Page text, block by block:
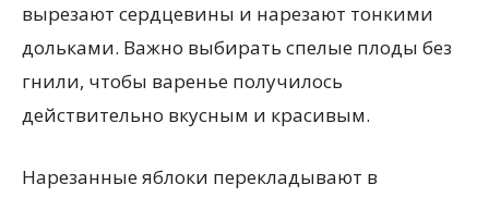
вырезают сердцевины и нарезают тонкими
дольками. Важно выбирать спелые плоды без
гнили, чтобы варенье получилось
действительно вкусным и красивым.
Нарезанные яблоки перекладывают в